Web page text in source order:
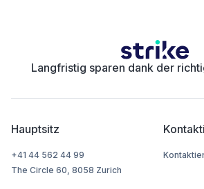
Langfristig sparen dank der
Hauptsitz
+41 44 562 44 99
The Circle 60, 8058 Zurich